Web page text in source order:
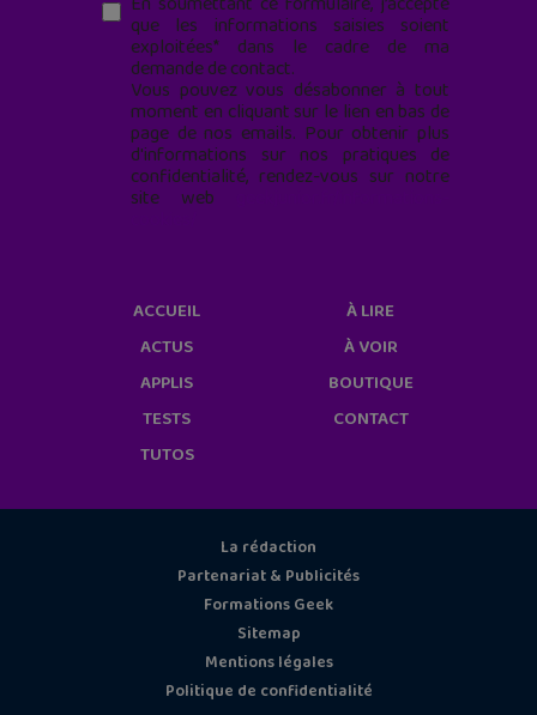
que les informations saisies soient
exploitées* dans le cadre de ma
demande de contact.
Vous pouvez vous désabonner à tout
moment en cliquant sur le lien en bas de
page de nos emails. Pour obtenir plus
d'informations sur nos pratiques de
confidentialité, rendez-vous sur notre
site web
ACCUEIL
ACTUS
APPLIS
TESTS
TUTOS
À LIRE
À VOIR
BOUTIQUE
CONTACT
La rédaction
Partenariat & Publicités
Formations Geek
Sitemap
Mentions légales
Politique de confidentialité